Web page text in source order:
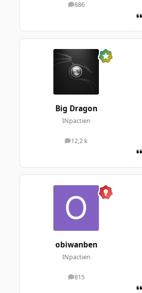
886
messages
Big Dragon
INpactien
12,2 k
messages
obiwanben
INpactien
815
messages